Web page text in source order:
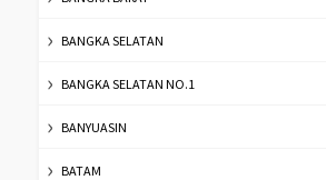
BANGKA SELATAN
BANGKA SELATAN NO.1
BANYUASIN
BATAM